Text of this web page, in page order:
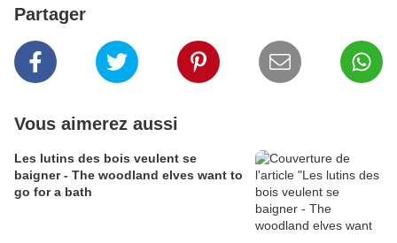
Partager
Vous aimerez aussi
Les lutins des bois veulent se
baigner - The woodland elves want to
go for a bath